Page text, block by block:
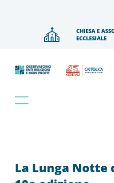
CHIESA E
ECCLESIALE
La Lunga Notte